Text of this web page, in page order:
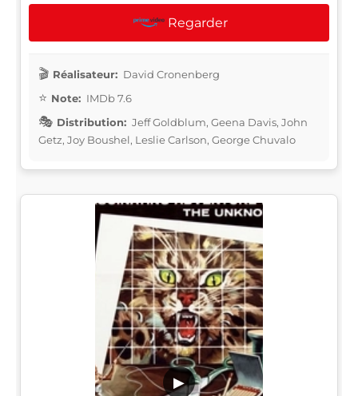
Regarder
Réalisateur: David Cronenberg
Note: IMDb 7.6
Distribution: Jeff Goldblum, Geena Davis, John
Getz, Joy Boushel, Leslie Carlson, George Chuvalo
▶